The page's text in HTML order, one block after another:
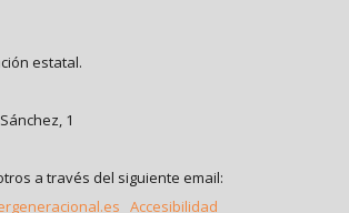
estatal.
1
a través del siguiente email:
Accesibilidad